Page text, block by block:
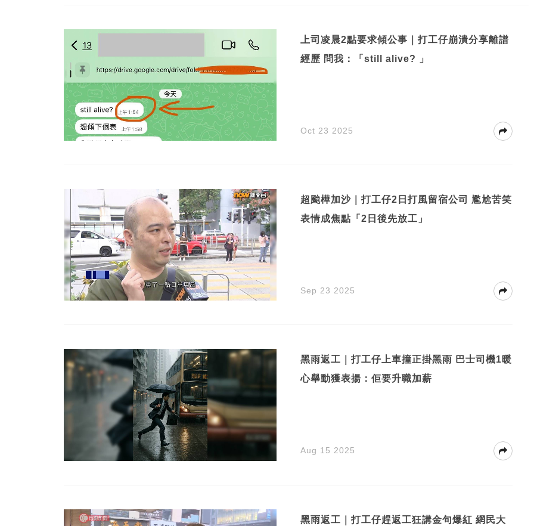
上司凌晨2點要求傾公事｜打工仔崩潰分享離譜
經歷 問我：「still alive? 」
Oct 23 2025
超颱樺加沙｜打工仔2日打風留宿公司 尷尬苦笑
表情成焦點「2日後先放工」
Sep 23 2025
黑雨返工｜打工仔上車撞正掛黑雨 巴士司機1暖
心舉動獲表揚：佢要升職加薪
Aug 15 2025
黑雨返工｜打工仔趕返工狂講金句爆紅 網民大